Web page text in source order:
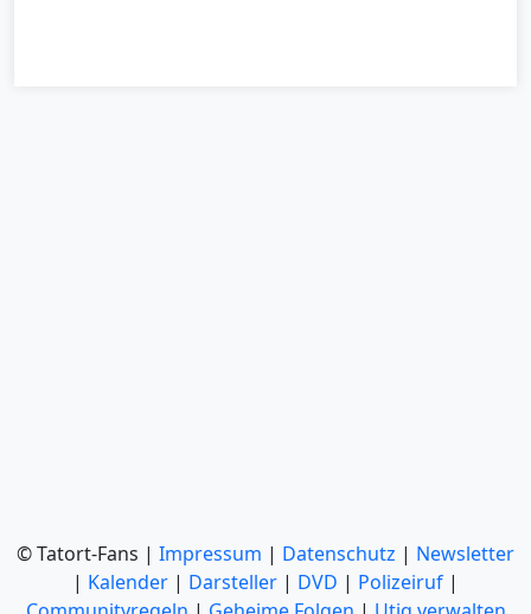
© Tatort-Fans | Impressum | Datenschutz | Newsletter
| Kalender | Darsteller | DVD | Polizeiruf |